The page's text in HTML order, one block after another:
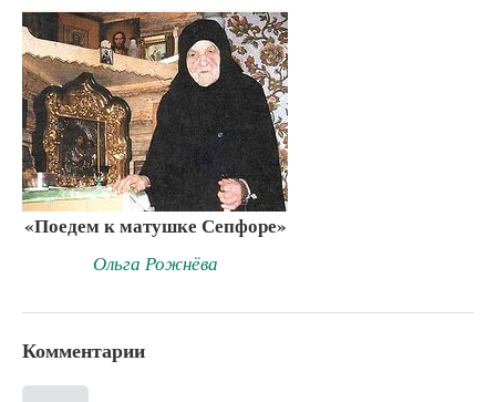
«Поедем к матушке Сепфоре»
Ольга Рожнёва
Комментарии